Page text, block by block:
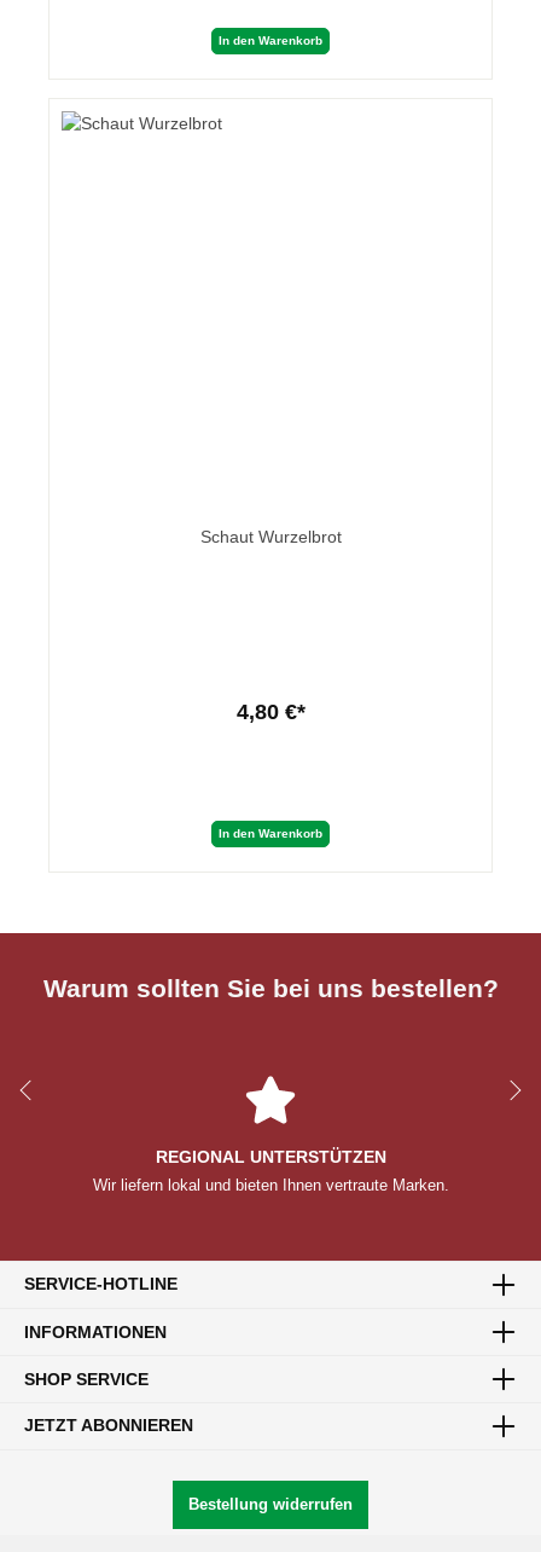
In den Warenkorb
Schaut Wurzelbrot
4,80 €*
In den Warenkorb
Warum sollten Sie bei uns bestellen?
REGIONAL UNTERSTÜTZEN
Wir liefern lokal und bieten Ihnen vertraute Marken.
SERVICE-HOTLINE
INFORMATIONEN
SHOP SERVICE
JETZT ABONNIEREN
Bestellung widerrufen